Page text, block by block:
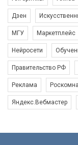
Дзен
МГУ Маркетплейс
Нейросети
Правительство РФ
Реклама
Яндекс.Вебмастер